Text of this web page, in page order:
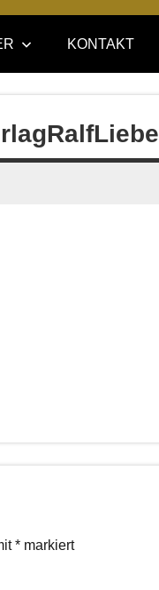
KONTAKT
* markiert